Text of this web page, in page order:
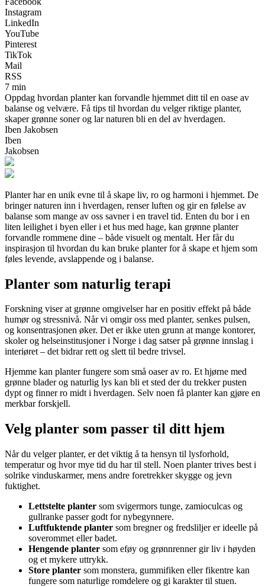
Instagram
LinkedIn
YouTube
Pinterest
TikTok
Mail
RSS
7 min
Oppdag hvordan planter kan forvandle hjemmet ditt til en oase av
balanse og velvære. Få tips til hvordan du velger riktige planter,
skaper grønne soner og lar naturen bli en del av hverdagen.
Iben Jakobsen
Iben
Jakobsen
Planter har en unik evne til å skape liv, ro og harmoni i hjemmet. De
bringer naturen inn i hverdagen, renser luften og gir en følelse av
balanse som mange av oss savner i en travel tid. Enten du bor i en
liten leilighet i byen eller i et hus med hage, kan grønne planter
forvandle rommene dine – både visuelt og mentalt. Her får du
inspirasjon til hvordan du kan bruke planter for å skape et hjem som
føles levende, avslappende og i balanse.
Planter som naturlig terapi
Forskning viser at grønne omgivelser har en positiv effekt på både
humør og stressnivå. Når vi omgir oss med planter, senkes pulsen,
og konsentrasjonen øker. Det er ikke uten grunn at mange kontorer,
skoler og helseinstitusjoner i Norge i dag satser på grønne innslag i
interiøret – det bidrar rett og slett til bedre trivsel.
Hjemme kan planter fungere som små oaser av ro. Et hjørne med
grønne blader og naturlig lys kan bli et sted der du trekker pusten
dypt og finner ro midt i hverdagen. Selv noen få planter kan gjøre en
merkbar forskjell.
Velg planter som passer til ditt hjem
Når du velger planter, er det viktig å ta hensyn til lysforhold,
temperatur og hvor mye tid du har til stell. Noen planter trives best i
solrike vinduskarmer, mens andre foretrekker skygge og jevn
fuktighet.
Lettstelte planter som svigermors tunge, zamioculcas og
gullranke passer godt for nybegynnere.
Luftfuktende planter som bregner og fredsliljer er ideelle på
soverommet eller badet.
Hengende planter som eføy og grønnrenner gir liv i høyden
og et mykere uttrykk.
Store planter som monstera, gummifiken eller fikentre kan
fungere som naturlige romdelere og gi karakter til stuen.